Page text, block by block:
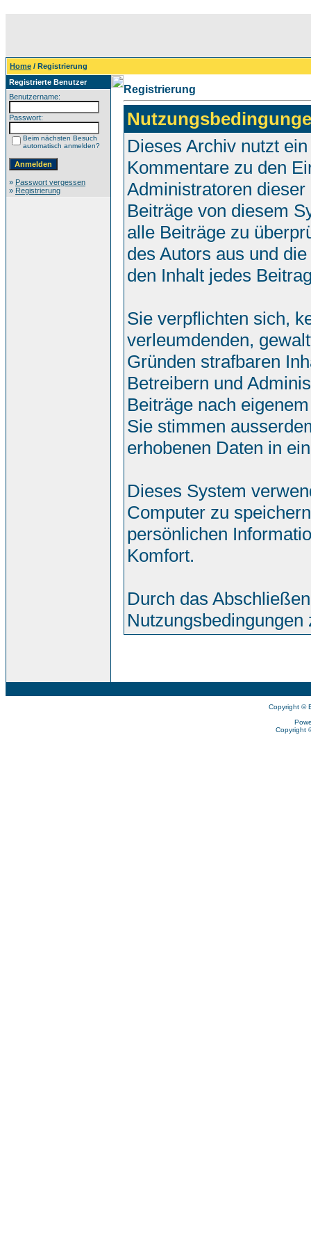
Home / Registrierung
Registrierte Benutzer
Benutzername:
Passwort:
Beim nächsten Besuch
automatisch anmelden?
» Passwort vergessen
» Registrierung
Registrierung
Dieses Archiv nutzt
Kommentare zu den
Administratoren
Beiträge von diesem
alle Beiträge zu
des Autors aus und
den Inhalt jedes
Sie verpflichten sich,
verleumdenden,
Gründen strafbaren
Betreibern und
Beiträge nach
Sie stimmen
erhobenen Daten in
Dieses System
Computer zu
persönlichen
Komfort.
Durch das
Nutzungsbedingungen
Copyright ©
Copyright